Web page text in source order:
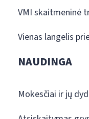
VMI skaitmeninė
Vienas langelis
NAUDINGA
Mokesčiai ir jų